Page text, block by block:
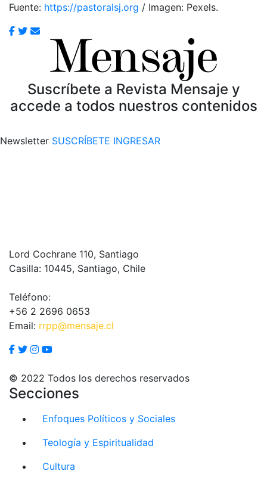
Fuente: https://pastoralsj.org / Imagen: Pexels.
Suscríbete a Revista Mensaje y
accede a todos nuestros contenidos
Newsletter SUSCRÍBETE INGRESAR
Lord Cochrane 110, Santiago
Casilla: 10445, Santiago, Chile
Teléfono:
+56 2 2696 0653
Email: rrpp@mensaje.cl
© 2022 Todos los derechos reservados
Secciones
Enfoques Políticos y Sociales
Teología y Espiritualidad
Cultura